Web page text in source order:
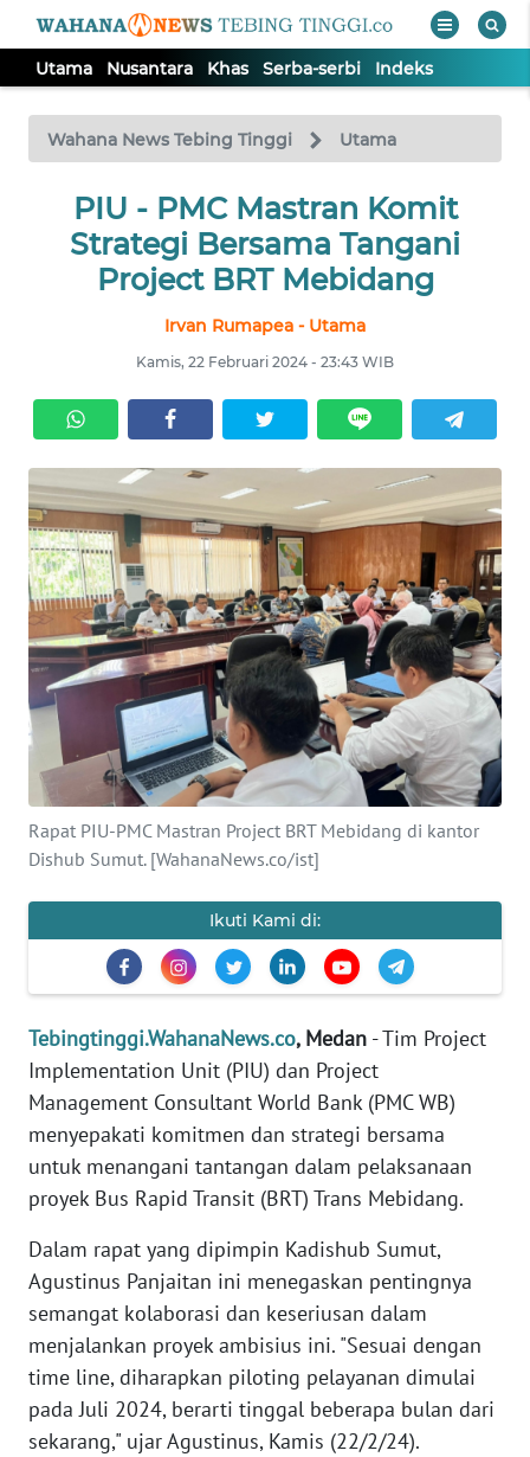
Utama Nusantara Khas Serba-serbi Indeks
Wahana News Tebing Tinggi Utama
PIU - PMC Mastran Komit
Strategi Bersama Tangani
Project BRT Mebidang
Irvan Rumapea - Utama
Kamis, 22 Februari 2024 - 23:43 WIB
Rapat PIU-PMC Mastran Project BRT Mebidang di kantor
Dishub Sumut. [WahanaNews.co/ist]
Ikuti Kami di:
Tebingtinggi.WahanaNews.co, Medan - Tim Project
Implementation Unit (PIU) dan Project
Management Consultant World Bank (PMC WB)
menyepakati komitmen dan strategi bersama
untuk menangani tantangan dalam pelaksanaan
proyek Bus Rapid Transit (BRT) Trans Mebidang.
Dalam rapat yang dipimpin Kadishub Sumut,
Agustinus Panjaitan ini menegaskan pentingnya
semangat kolaborasi dan keseriusan dalam
menjalankan proyek ambisius ini. "Sesuai dengan
time line, diharapkan piloting pelayanan dimulai
pada Juli 2024, berarti tinggal beberapa bulan dari
sekarang," ujar Agustinus, Kamis (22/2/24).
TV
Tutup
UTAMA
NUSANTARA
SERBA-
SERBI
Informasi
INDEKS
BERITA
KONTAK
KAMI
INFO
IKLAN
TENTANG
KAMI
SIBER
KARIR
DISCLAIMER
Wahana
News
Regional
SUMUT
WN
JAKARTA